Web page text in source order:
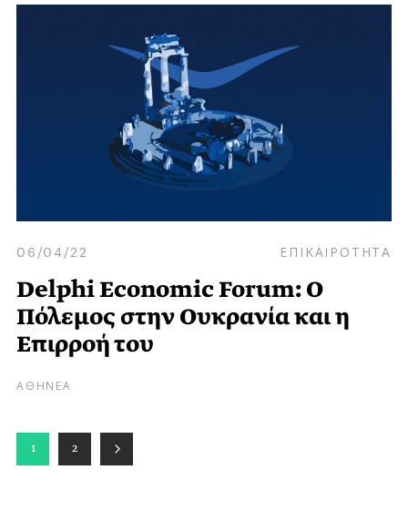
06/04/22 ΕΠΙΚΑΙΡΟΤΗΤΑ
Delphi Economic Forum: Ο
Πόλεμος στην Ουκρανία και η
Επιρροή του
ΑΘΗΝΕΑ
1 2